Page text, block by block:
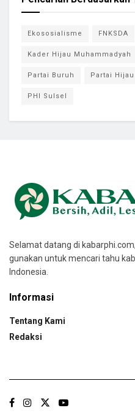
Ekososialisme FNKSDA
Kader Hijau Muhammadyah
Partai Buruh Partai
PHI Sulsel
Selamat datang di
gunakan untuk mencari tahu
Indonesia.
Informasi
Tentang Kami
Redaksi